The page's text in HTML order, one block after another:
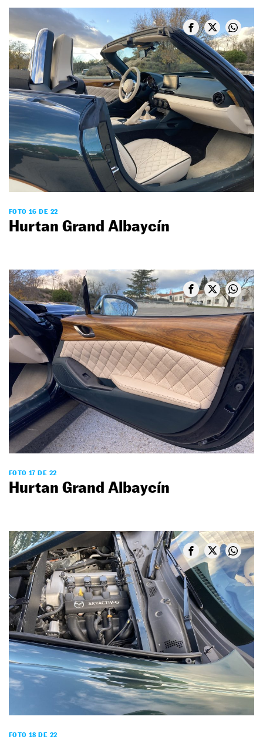
FOTO 16 DE 22
Hurtan Grand Albaycín
FOTO 17 DE 22
Hurtan Grand Albaycín
FOTO 18 DE 22